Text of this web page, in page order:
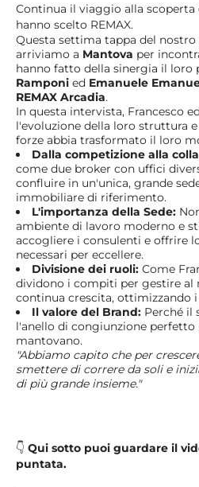
Continua il viaggio alla
hanno scelto REMAX.
Questa settima tappa del
arriviamo a Mantova per
hanno fatto della sinergia il loro
Ramponi ed Emanuele
REMAX Arcadia.
In questa intervista, Francesco
l'evoluzione della loro struttura
forze abbia trasformato il loro
Dalla competizione alla
come due broker con uffici
confluire in un'unica, grande
immobiliare di riferimento.
L'importanza della Sede:
ambiente di lavoro moderno e
accogliere i consulenti e offrire
necessari per eccellere.
Divisione dei ruoli: Come
dividono i compiti per gestire al
continua crescita, ottimizzando
Il valore del Brand: Perché il
l'anello di congiunzione
mantovano.
"Abbiamo capito che per
smettere di correre da soli e
di più grande insieme."
👇 Qui sotto puoi guardare il
puntata.